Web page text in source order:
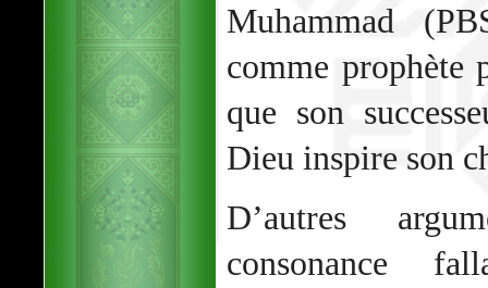
Muhammad
comme prophète
que son
Dieu inspire son
D’autres
consonance